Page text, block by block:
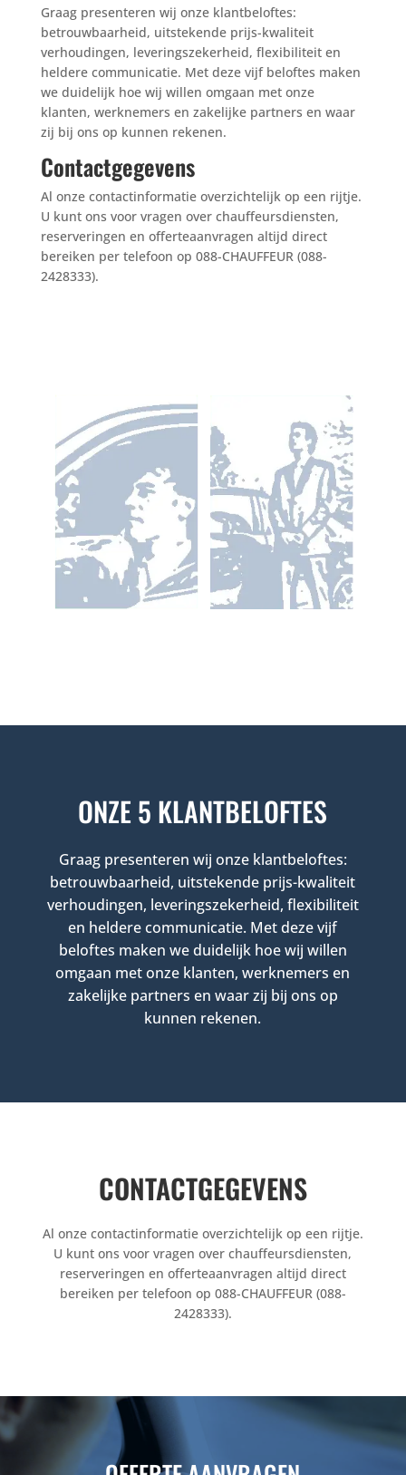
Graag presenteren wij onze klantbeloftes:
betrouwbaarheid, uitstekende prijs-kwaliteit
verhoudingen, leveringszekerheid, flexibiliteit en
heldere communicatie. Met deze vijf beloftes maken
we duidelijk hoe wij willen omgaan met onze
klanten, werknemers en zakelijke partners en waar
zij bij ons op kunnen rekenen.
Contactgegevens
Al onze contactinformatie overzichtelijk op een rijtje.
U kunt ons voor vragen over chauffeursdiensten,
reserveringen en offerteaanvragen altijd direct
bereiken per telefoon op 088-CHAUFFEUR (088-
2428333).
ONZE 5 KLANTBELOFTES
Graag presenteren wij onze klantbeloftes:
betrouwbaarheid, uitstekende prijs-kwaliteit
verhoudingen, leveringszekerheid, flexibiliteit
en heldere communicatie. Met deze vijf
beloftes maken we duidelijk hoe wij willen
omgaan met onze klanten, werknemers en
zakelijke partners en waar zij bij ons op
kunnen rekenen.
CONTACTGEGEVENS
Al onze contactinformatie overzichtelijk op een rijtje.
U kunt ons voor vragen over chauffeursdiensten,
reserveringen en offerteaanvragen altijd direct
bereiken per telefoon op 088-CHAUFFEUR (088-
2428333).